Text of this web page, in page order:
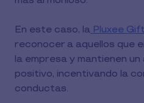
En este caso, la Pluxee
reconocer a aquellos que
la empresa y mantienen
positivo, incentivando la
conductas.